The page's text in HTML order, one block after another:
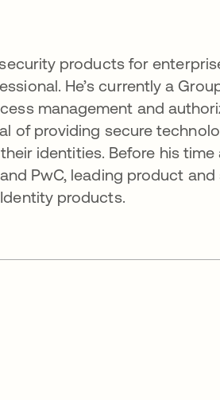
products for
He’s currently a
management and
of providing secure
identities. Before his time
PwC, leading product
products.